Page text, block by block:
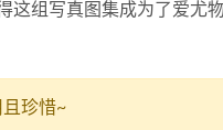
这组写真图集成为了爱尤
珍惜~